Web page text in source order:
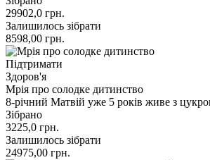
29902,0 грн.
Залишилось зібрати
8598,00 грн.
Підтримати
Здоров'я
Мрія про солодке дитинство
8-річний Матвій уже 5 років живе з
Зібрано
3225,0 грн.
Залишилось зібрати
24975,00 грн.